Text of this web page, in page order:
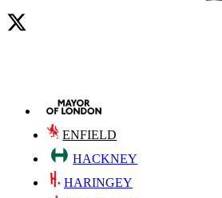
ENFIELD
HACKNEY
HARINGEY